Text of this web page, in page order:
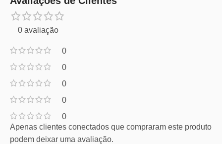
0 avaliação
0
0
0
0
0
Apenas clientes conectados que compraram este produto
podem deixar uma avaliação.